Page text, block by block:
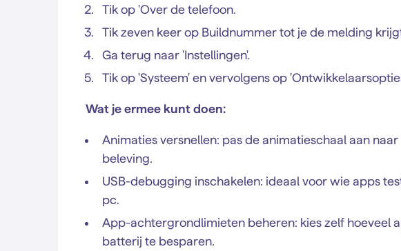
Tik op 'Over de telefoon.
Tik zeven keer op Buildnummer tot je de melding
Ga terug naar 'Instellingen'.
Tik op 'Systeem' en vervolgens op
Wat je ermee kunt doen:
Animaties versnellen: pas de animatieschaal aan naar
beleving.
USB-debugging inschakelen: ideaal voor wie apps
pc.
App-achtergrondlimieten beheren: kies zelf hoeveel
batterij te besparen.